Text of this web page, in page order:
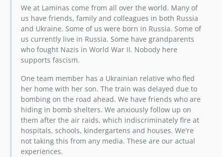
We at Laminas come from all over the world. Many of
us have friends, family and colleagues in both Russia
and Ukraine. Some of us were born in Russia. Some of
us currently live in Russia. Some have grandparents
who fought Nazis in World War II. Nobody here
supports fascism.
One team member has a Ukrainian relative who fled
her home with her son. The train was delayed due to
bombing on the road ahead. We have friends who are
hiding in bomb shelters. We anxiously follow up on
them after the air raids, which indiscriminately fire at
hospitals, schools, kindergartens and houses. We're
not taking this from any media. These are our actual
experiences.